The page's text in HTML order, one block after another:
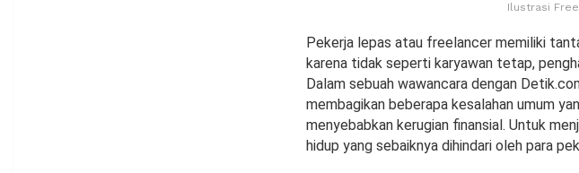
Ilustrasi
Pekerja lepas atau freelancer memiliki
karena tidak seperti karyawan tetap,
Dalam sebuah wawancara dengan
membagikan beberapa kesalahan umum
menyebabkan kerugian finansial. Untuk
hidup yang sebaiknya dihindari oleh para